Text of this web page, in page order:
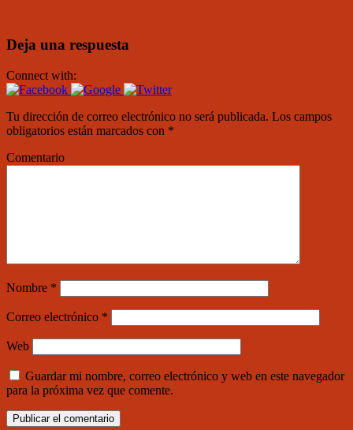
Deja una respuesta
Connect with:
Tu dirección de correo electrónico no será publicada. Los campos
obligatorios están marcados con *
Comentario
Nombre *
Correo electrónico *
Web
Guardar mi nombre, correo electrónico y web en este navegador
para la próxima vez que comente.